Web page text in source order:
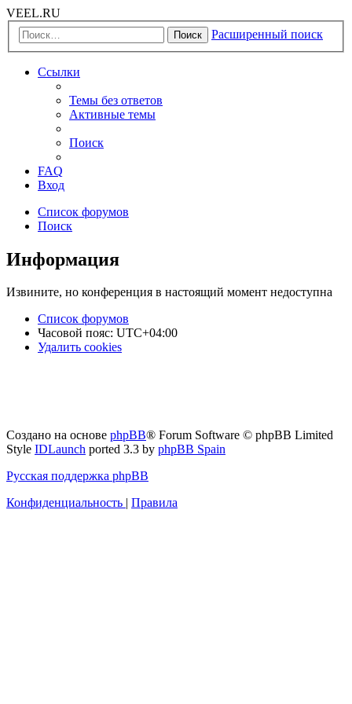
VEEL.RU
Поиск Расширенный поиск
Ссылки
Темы без ответов
Активные темы
Поиск
FAQ
Вход
Список форумов
Поиск
Информация
Извините, но конференция в настоящий момент недоступна
Список форумов
Часовой пояс: UTC+04:00
Удалить cookies
Создано на основе phpBB® Forum Software © phpBB Limited
Style IDLaunch ported 3.3 by phpBB Spain
Русская поддержка phpBB
Конфиденциальность | Правила